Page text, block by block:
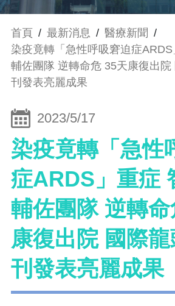
首頁 / 最新消息 / 醫療新聞 /
染疫竟轉「急性呼吸窘迫症
輔佐團隊 逆轉命危 35天康復出院
刊發表亮麗成果
2023/5/17
染疫竟轉「急性
症ARDS」重症
輔佐團隊 逆轉
康復出院 國際
刊發表亮麗成果